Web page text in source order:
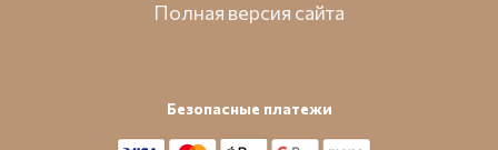
Полная версия сайта
Безопасные платежи